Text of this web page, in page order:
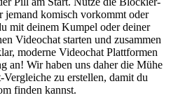
komisch vorkommt oder
mit deinem Kumpel oder deiner
Videochat starten und zusammen
moderne Videochat Plattformen
an! Wir haben uns daher die Mühe
zu erstellen, damit du
finden kannst.